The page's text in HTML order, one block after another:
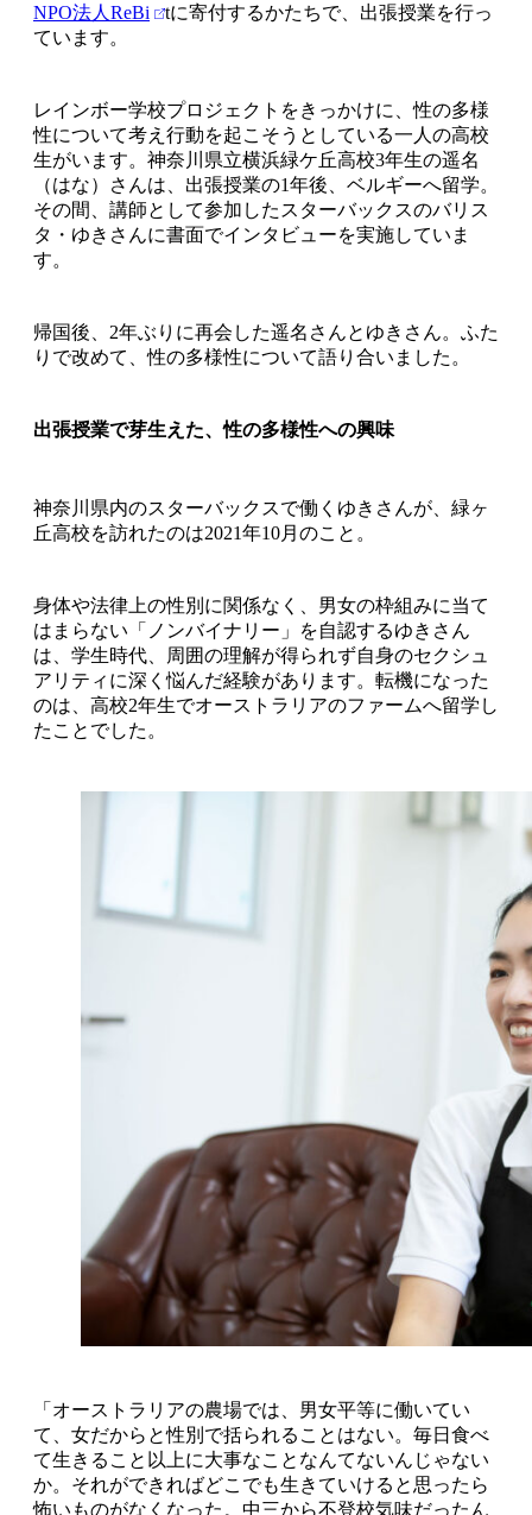
NPO法人ReBi
tに寄付するかたちで、出張授業を行っ
ています。
レインボー学校プロジェクトをきっかけに、性の多様
性について考え行動を起こそうとしている一人の高校
生がいます。神奈川県立横浜緑ケ丘高校3年生の遥名
（はな）さんは、出張授業の1年後、ベルギーへ留学。
その間、講師として参加したスターバックスのバリス
タ・ゆきさんに書面でインタビューを実施していま
す。
帰国後、2年ぶりに再会した遥名さんとゆきさん。ふた
りで改めて、性の多様性について語り合いました。
出張授業で芽生えた、性の多様性への興味
神奈川県内のスターバックスで働くゆきさんが、緑ヶ
丘高校を訪れたのは2021年10月のこと。
身体や法律上の性別に関係なく、男女の枠組みに当て
はまらない「ノンバイナリー」を自認するゆきさん
は、学生時代、周囲の理解が得られず自身のセクシュ
アリティに深く悩んだ経験があります。転機になった
のは、高校2年生でオーストラリアのファームへ留学し
たことでした。
「オーストラリアの農場では、男女平等に働いてい
て、女だからと性別で括られることはない。毎日食べ
て生きること以上に大事なことなんてないんじゃない
か。それができればどこでも生きていけると思ったら
怖いものがなくなった。中三から不登校気味だったん